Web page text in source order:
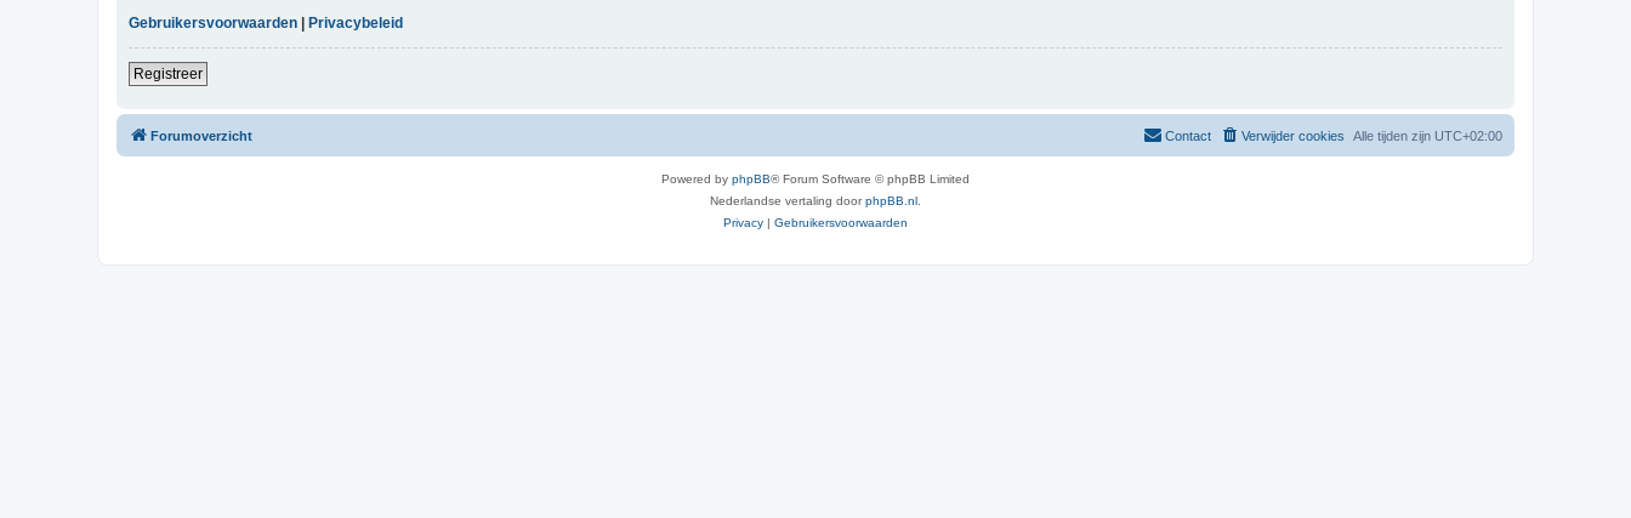
Gebruikersvoorwaarden
Privacybeleid
Registreer
Forumoverzicht Alle tijden zijn UTC+02:00
Verwijder cookies
Contact
Powered by phpBB® Forum Software © phpBB Limited
Nederlandse vertaling doorphpBB.nl.
Privacy | Gebruikersvoorwaarden